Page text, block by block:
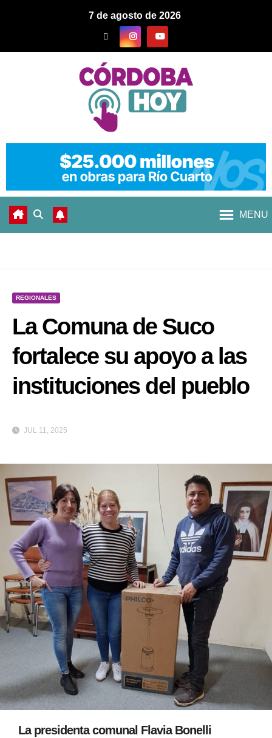
7 de agosto de 2026
MENU
REGIONALES
La Comuna de Suco
fortalece su apoyo a las
instituciones del pueblo
JUL 11, 2025
La presidenta comunal Flavia Bonelli